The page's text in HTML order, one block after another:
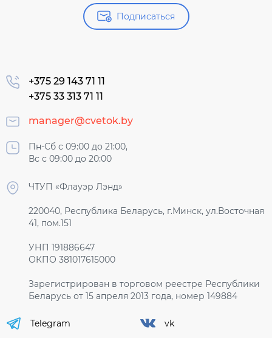
Подписаться
+375 29 143 71 11
+375 33 313 71 11
manager@cvetok.by
Пн-Сб с 09:00 до 21:00,
Вс с 09:00 до 20:00
ЧТУП «Флауэр Лэнд»
220040, Республика Беларусь, г.Минск, ул.Восточная
41, пом.151
УНП 191886647
ОКПО 381017615000
Зарегистрирован в торговом реестре Республики
Беларусь от 15 апреля 2013 года, номер 149884
Telegram vk